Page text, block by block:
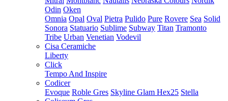
Odin Oken
Omnia Opal Oval Pietra Pulido Pure Rovere Sea Solid
Sonora Statuario Sublime Subway Titan Tramonto
Tribe Urban Venetian Vodevil
Cisa Ceramiche
Liberty
Click
Tempo And Inspire
Codicer
Evoque Roble Gres Skyline Glam Hex25 Stella